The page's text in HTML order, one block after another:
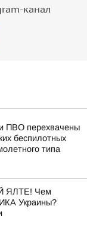
канал
ПВО перехвачены
беспилотных
типа
ЯЛТЕ! Чем
Украины?